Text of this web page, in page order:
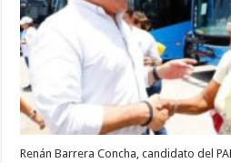
Renán Barrera Concha, candidato del